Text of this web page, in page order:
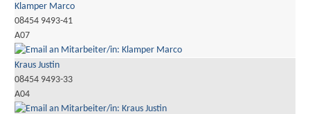
Klamper Marco
08454 9493-41
A07
Kraus Justin
08454 9493-33
A04